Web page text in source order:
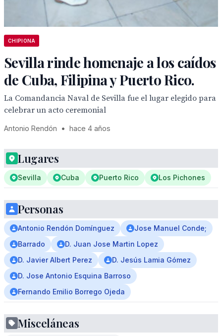
CHIPIONA
Sevilla rinde homenaje a los caídos
de Cuba, Filipina y Puerto Rico.
La Comandancia Naval de Sevilla fue el lugar elegido para
celebrar un acto ceremonial
Antonio Rendón • hace 4 años
Lugares
Sevilla Cuba Puerto Rico Los Pichones
Personas
Antonio Rendón Domínguez
Jose Manuel Conde;
Barrado
D. Juan Jose Martin Lopez
D. Javier Albert Perez
D. Jesús Lamia Gómez
D. Jose Antonio Esquina Barroso
Fernando Emilio Borrego Ojeda
Misceláneas